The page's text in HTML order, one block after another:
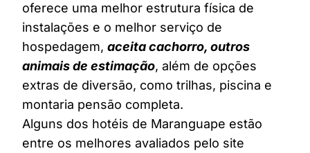
oferece uma melhor estrutura física de
instalações e o melhor serviço de
hospedagem, aceita cachorro, outros
animais de estimação, além de opções
extras de diversão, como trilhas, piscina e
montaria pensão completa.
Alguns dos hotéis de Maranguape estão
entre os melhores avaliados pelo site